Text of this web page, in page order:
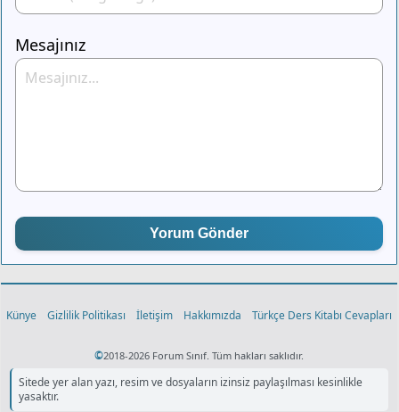
Mesajınız
Yorum Gönder
Künye Gizlilik Politikası İletişim Hakkımızda Türkçe Ders Kitabı Cevapları
©2018-2026 Forum Sınıf. Tüm hakları saklıdır.
Sitede yer alan yazı, resim ve dosyaların izinsiz paylaşılması kesinlikle
yasaktır.